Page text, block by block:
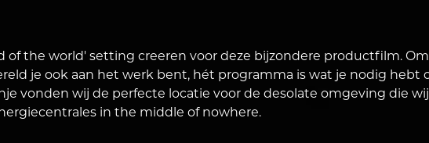
of the world' setting creeren voor deze bijzondere productfilm.
je ook aan het werk bent, hét programma is wat je nodig hebt
vonden wij de perfecte locatie voor de desolate omgeving die
in the middle of nowhere.